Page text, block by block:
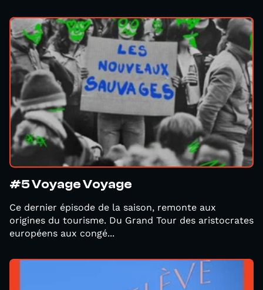
#5 Voyage Voyage
Ce dernier épisode de la saison, remonte aux
origines du tourisme. Du Grand Tour des aristocrates
européens aux congé...